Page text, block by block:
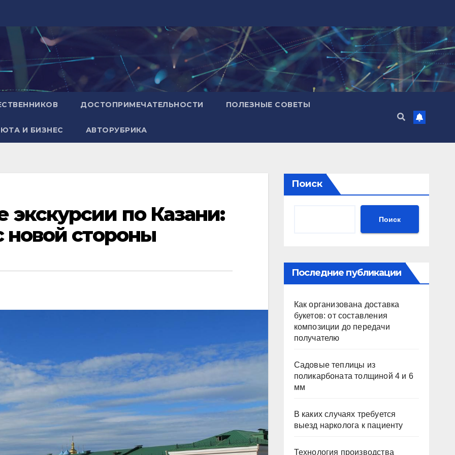
ДОСТОПРИМЕЧАТЕЛЬНОСТИ ПОЛЕЗНЫЕ СОВЕТЫ
И БИЗНЕС АВТОРУБРИКА
по Казани:
новой стороны
Поиск
Поиск
Последние публикации
Как организована доставка
букетов: от составления
композиции до передачи
получателю
Садовые теплицы из
поликарбоната толщиной 4 и 6
мм
В каких случаях требуется
выезд нарколога к пациенту
Технология производства